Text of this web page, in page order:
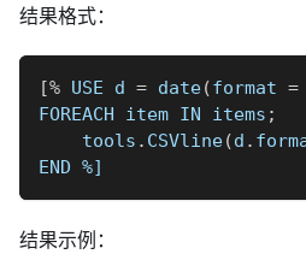
结果格式：
[% USE d = date(format =
FOREACH item IN items ;
    tools
. CSVline(d .
END %]
结果示例：